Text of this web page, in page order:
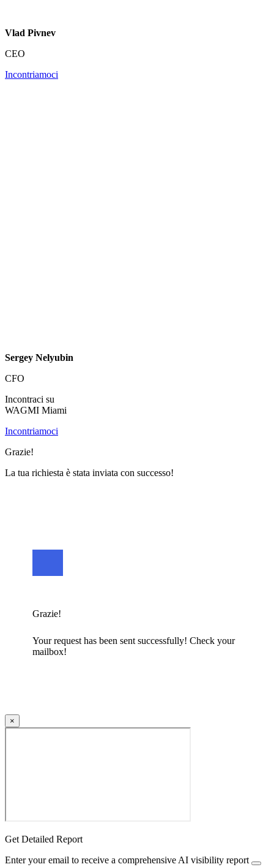
Vlad Pivnev
CEO
Incontriamoci
Sergey Nelyubin
CFO
Incontraci su
WAGMI Miami
Incontriamoci
Grazie!
La tua richiesta è stata inviata con successo!
Grazie!
Your request has been sent successfully! Check your
mailbox!
×
Get Detailed Report
Enter your email to receive a comprehensive AI visibility report